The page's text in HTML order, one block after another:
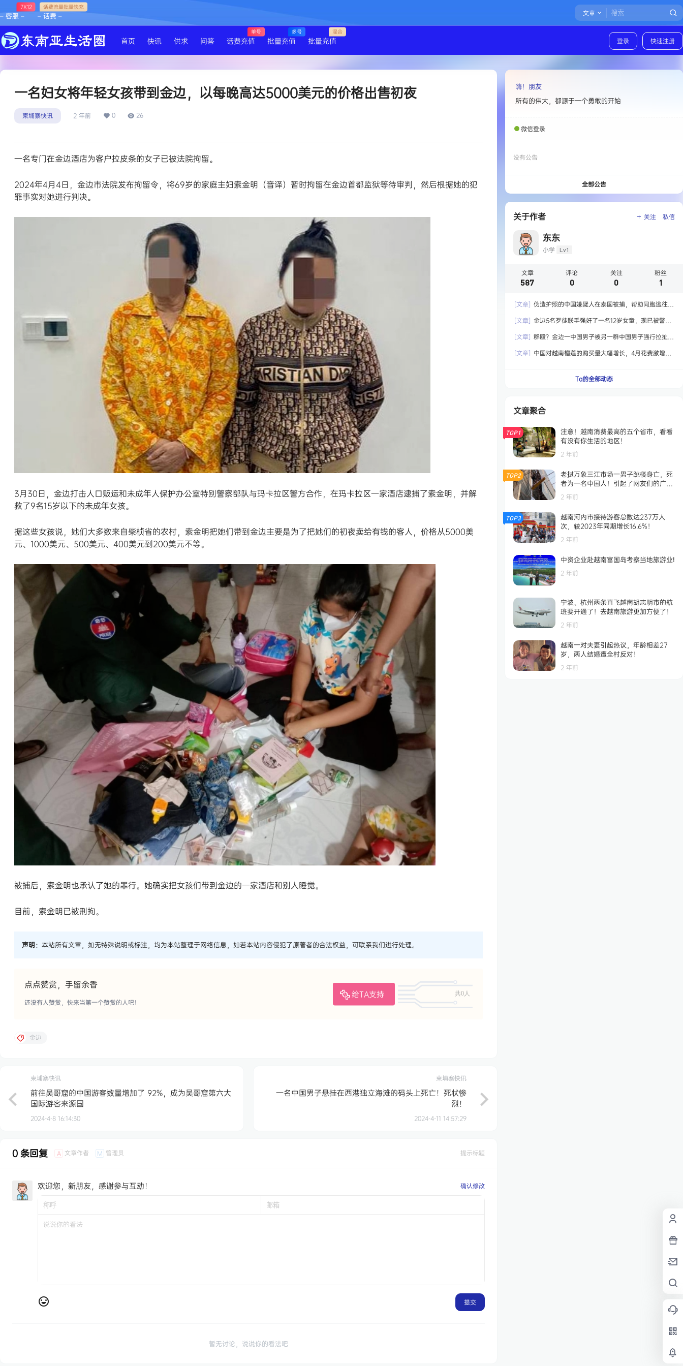
– 客服 –
7X12
– 话费 –
话费流量批量快充
文章
登录 快速注册
首页 快讯 供求 问答 话费充值
单号
批量充值
多号
批量充值
混合
​一名妇女将年轻女孩带到金边，以每晚高达5000美元的价格出售初夜
柬埔寨快讯 2 年前 0 26
一名专门在金边酒店为客户拉皮条的女子已被法院拘留。
2024年4月4日，金边市法院发布拘留令，将69岁的家庭主妇索金明（音译）暂时拘留在金边首都监狱等待审判，然后根据她的犯
罪事实对她进行判决。
3月30日，金边打击人口贩运和未成年人保护办公室特别警察部队与玛卡拉区警方合作，在玛卡拉区一家酒店逮捕了索金明，并解
救了9名15岁以下的未成年女孩。
据这些女孩说，她们大多数来自柴桢省的农村，索金明把她们带到金边主要是为了把她们的初夜卖给有钱的客人，价格从5000美
元、1000美元、500美元、400美元到200美元不等。
被捕后，索金明也承认了她的罪行。她确实把女孩们带到金边的一家酒店和别人睡觉。
目前，索金明已被刑拘。
声明： 本站所有文章，如无特殊说明或标注，均为本站整理于网络信息，如若本站内容侵犯了原著者的合法权益，可联系我们进行处理。
点点赞赏，手留余香
给TA支持 共0人
还没有人赞赏，快来当第一个赞赏的人吧！
金边
柬埔寨快讯
前往吴哥窟的中国游客数量增加了 92%，成为吴哥窟第六大
国际游客来源国
2024-4-8 16:14:30
柬埔寨快讯
一名中国男子悬挂在西港独立海滩的码头上死亡！死状惨
烈！
2024-4-11 14:57:29
0 条回复 A 文章作者 M 管理员 提示标题
欢迎您，新朋友，感谢参与互动！ 确认修改
提交
暂无讨论，说说你的看法吧
嗨！朋友
所有的伟大，都源于一个勇敢的开始
微信登录
没有公告
全部公告
关于作者 关注 私信
东东
小学 Lv1
文章
587
评论
0
关注
0
粉丝
1
[文章] 伪造护照的中国嫌疑人在泰国被捕，帮助同胞逃往国
[文章] 金边5名歹徒联手强奸了一名12岁女童，现已被警方
[文章] 群殴？金边一中国男子被另一群中国男子强行拉扯，
[文章] 中国对越南榴莲的购买量大幅增长，4月花费激增6.5
Ta的全部动态
文章聚合
TOP1
注意！越南消费最高的五个省市，看看
有没有你生活的地区！
2 年前
TOP2
老挝万象三江市场一男子跳楼身亡，死
者为一名中国人！引起了网友们的广泛
关注！
2 年前
TOP3
越南河内市接待游客总数达237万人
次，较2023年同期增长16.6%！
2 年前
中资企业赴越南富国岛考察当地旅游业!
2 年前
宁波、杭州两条直飞越南胡志明市的航
班要开通了！去越南旅游更加方便了！
2 年前
越南一对夫妻引起热议，年龄相差27
岁，两人结婚遭全村反对！
2 年前